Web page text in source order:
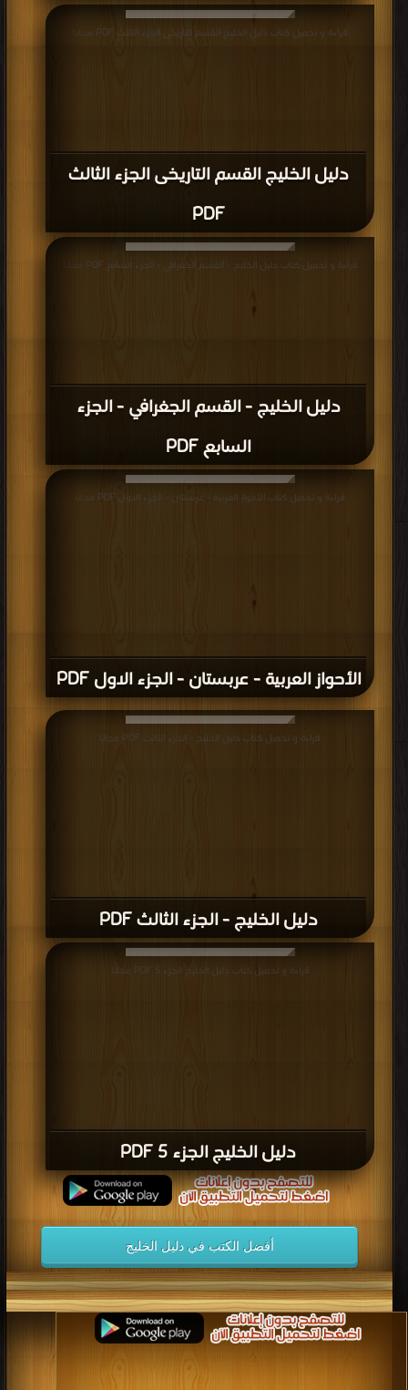
دليل الخليج القسم التاريخى الجزء الثالث
PDF
قراءة و تحميل كتاب دليل الخليج القسم التاريخى الجزء الثالث PDF مجانا
دليل الخليج - القسم الجغرافي - الجزء
السابع PDF
قراءة و تحميل كتاب دليل الخليج - القسم الجغرافي - الجزء السابع PDF مجانا
الأحواز العربية - عربستان - الجزء الاول PDF
قراءة و تحميل كتاب الأحواز العربية - عربستان - الجزء الاول PDF مجانا
دليل الخليج - الجزء الثالث PDF
قراءة و تحميل كتاب دليل الخليج - الجزء الثالث PDF مجانا
دليل الخليج الجزء 5 PDF
قراءة و تحميل كتاب دليل الخليج الجزء 5 PDF مجانا
أفضل الكتب في دليل الخليج